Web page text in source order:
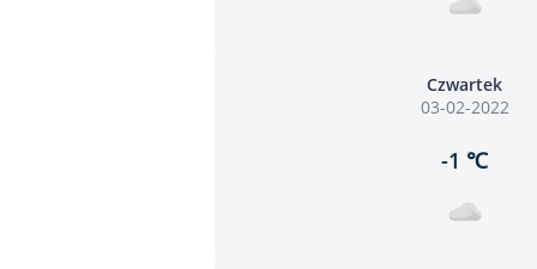
Czwartek
03-02-2022
-1 ℃